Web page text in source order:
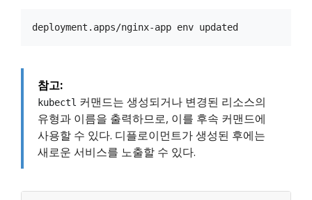
참고:
kubectl 커맨드는 생성되거나 변경된 리소스의
유형과 이름을 출력하므로, 이를 후속 커맨드에
사용할 수 있다. 디플로이먼트가 생성된 후에는
새로운 서비스를 노출할 수 있다.